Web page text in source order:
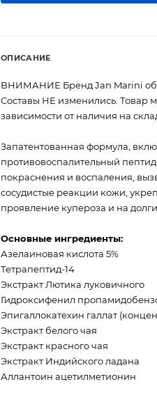
ОПИСАНИЕ
ВНИМАНИЕ Бренд Jan Marini
Составы НЕ изменились. Товар
зависимости от наличия на
Запатентованная формула,
противовоспалительный
покраснения и воспаления,
сосудистые реакции кожи,
проявление купероза и на
Основные ингредиенты:
Азелаиновая кислота 5%
Тетрапептид-14
Экстракт Лютика луковичного
Гидроксифенил
Эпигаллокатехин галлат
Экстракт белого чая
Экстракт красного чая
Экстракт Индийского ладана
Аллантоин ацетилметионин